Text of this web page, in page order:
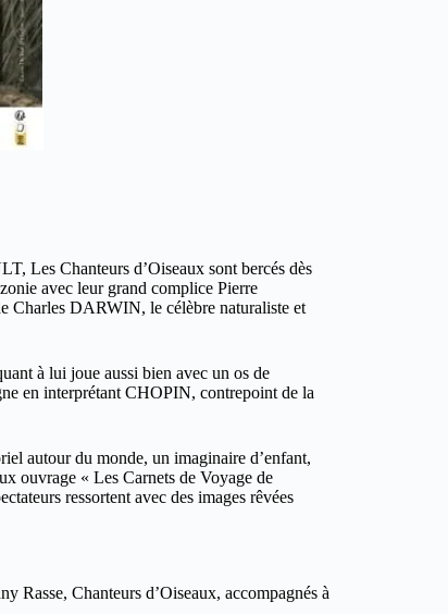
Les Chanteurs d’Oiseaux sont bercés dès
avec leur grand complice Pierre
Charles DARWIN, le célèbre naturaliste et
à lui joue aussi bien avec un os de
en interprétant CHOPIN, contrepoint de la
autour du monde, un imaginaire d’enfant,
ouvrage « Les Carnets de Voyage de
ressortent avec des images rêvées
Rasse, Chanteurs d’Oiseaux, accompagnés à